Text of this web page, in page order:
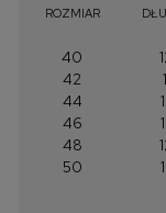
ROZMIAR
40
42
44
46
48
50